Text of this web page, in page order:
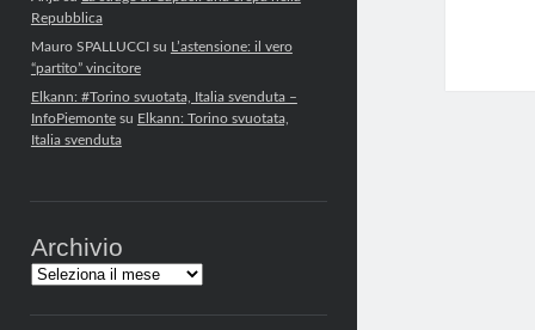
Repubblica
Mauro SPALLUCCIsu L’astensione: il vero
“partito” vincitore
Elkann: #Torino svuotata, Italia svenduta –
InfoPiemontesu Elkann: Torino svuotata,
Italia svenduta
Archivio
Archivi